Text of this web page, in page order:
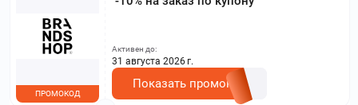
ПРОМОКОД
Активен до:
31 августа 2026 г.
Показать промокод